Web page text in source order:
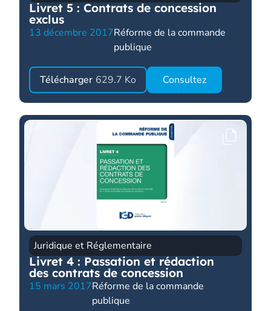
Livret 5 : Contrats de concession
exclus
13 décembre 2017Réforme de la commande
publique
Télécharger 629.7 Ko Consultez
Juridique et Réglementaire
Livret 4 : Passation et rédaction
des contrats de concession
15 mars 2017Réforme de la commande
publique